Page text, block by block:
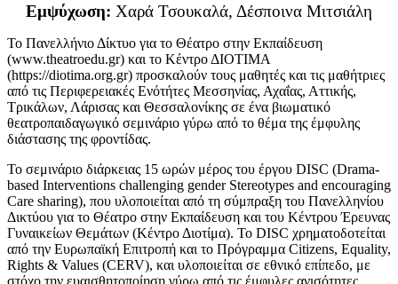
Εμψύχωση: Χαρά Τσουκαλά, Δέσποινα Μιτσιάλη
Το Πανελλήνιο Δίκτυο για το Θέατρο στην Εκπαίδευση
(www.theatroedu.gr) και το Κέντρο ΔΙΟΤΙΜΑ
(https://diotima.org.gr) προσκαλούν τους μαθητές και τις μαθήτριες
από τις Περιφερειακές Ενότήτες Μεσσηνίας, Αχαΐας, Αττικής,
Τρικάλων, Λάρισας και Θεσσαλονίκης σε ένα βιωματικό
θεατροπαιδαγωγικό σεμινάριο γύρω από το θέμα της έμφυλης
διάστασης της φροντίδας.
Το σεμινάριο διάρκειας 15 ωρών μέρος του έργου DISC (Drama-
based Interventions challenging gender Stereotypes and encouraging
Care sharing), που υλοποιείται από τη σύμπραξη του Πανελληνίου
Δικτύου για το Θέατρο στην Εκπαίδευση και του Κέντρου Έρευνας
Γυναικείων Θεμάτων (Κέντρο Διοτίμα). Το DISC χρηματοδοτείται
από την Ευρωπαϊκή Επιτροπή και το Πρόγραμμα Citizens, Equality,
Rights & Values (CERV), και υλοποιείται σε εθνικό επίπεδο, με
στόχο την ευαισθητοποίηση γύρω από τις έμφυλες ανισότητες,